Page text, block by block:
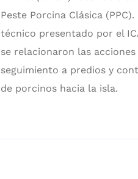
Peste Porcina Clásica
técnico presentado por el
se relacionaron las
seguimiento a predios y
de porcinos hacia la isla.